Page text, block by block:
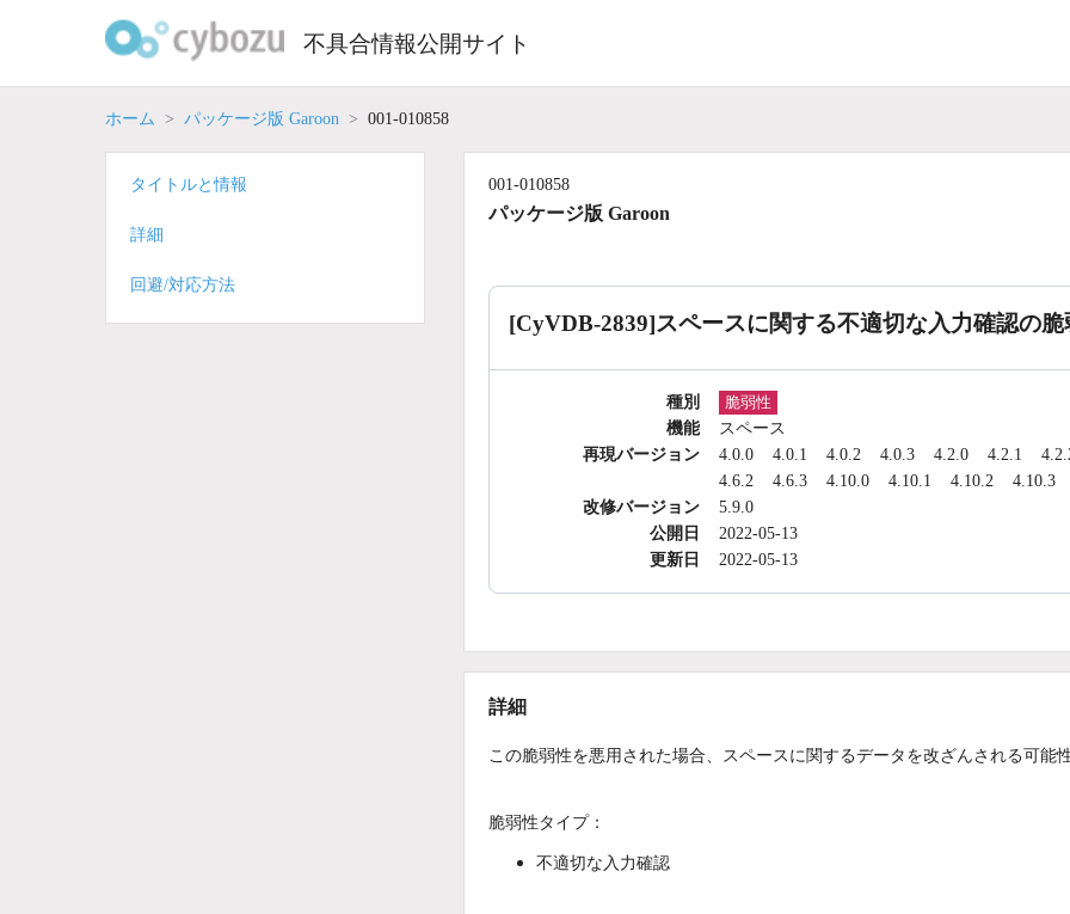
不具合情報公開サイト
ホーム パッケージ版 Garoon 001-010858
001-010858
パッケージ版 Garoon
[CyVDB-2839]スペースに関する不適切な入力確認の脆
種別 脆弱性
機能
スペース
再現バージョン
4.0.0 4.0.1 4.0.2 4.0.3 4.2.0 4.2.1
4.6.2
4.6.3 4.10.0 4.10.1 4.10.2 4.10.3
改修バージョン
5.9.0
公開日
2022-05-13
更新日
2022-05-13
詳細
この脆弱性を悪用された場合、スペースに関するデータを改ざんされる可能
脆弱性タイプ：
不適切な入力確認
タイトルと情報
詳細
回避/対応方法